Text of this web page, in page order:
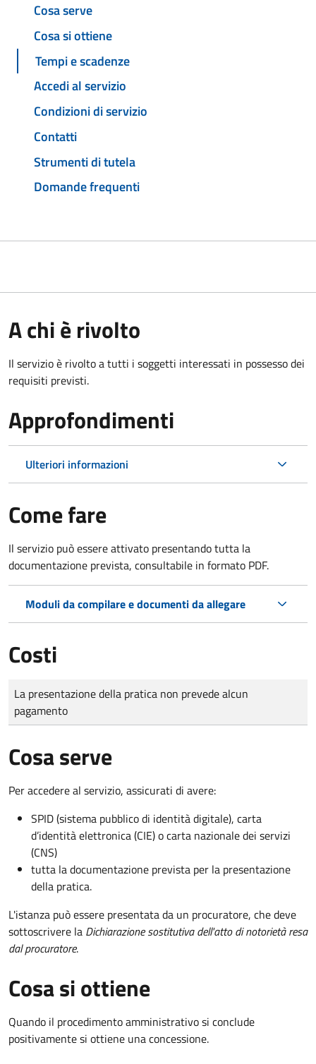
Cosa serve
Cosa si ottiene
Tempi e scadenze
Accedi al servizio
Condizioni di servizio
Contatti
Strumenti di tutela
Domande frequenti
A chi è rivolto
Il servizio è rivolto a tutti i soggetti interessati in possesso dei
requisiti previsti.
Approfondimenti
Ulteriori informazioni
Come fare
Il servizio può essere attivato presentando tutta la
documentazione prevista, consultabile in formato PDF.
Moduli da compilare e documenti da allegare
Costi
Tipo di pagamento
Importo
La presentazione della pratica non prevede alcun
pagamento
Cosa serve
Per accedere al servizio, assicurati di avere:
SPID (sistema pubblico di identità digitale), carta
d’identità elettronica (CIE) o carta nazionale dei servizi
(CNS)
tutta la documentazione prevista per la presentazione
della pratica.
L'istanza può essere presentata da un procuratore, che deve
sottoscrivere la Dichiarazione sostitutiva dell'atto di notorietà resa
dal procuratore.
Cosa si ottiene
Quando il procedimento amministrativo si conclude
positivamente si ottiene una concessione.